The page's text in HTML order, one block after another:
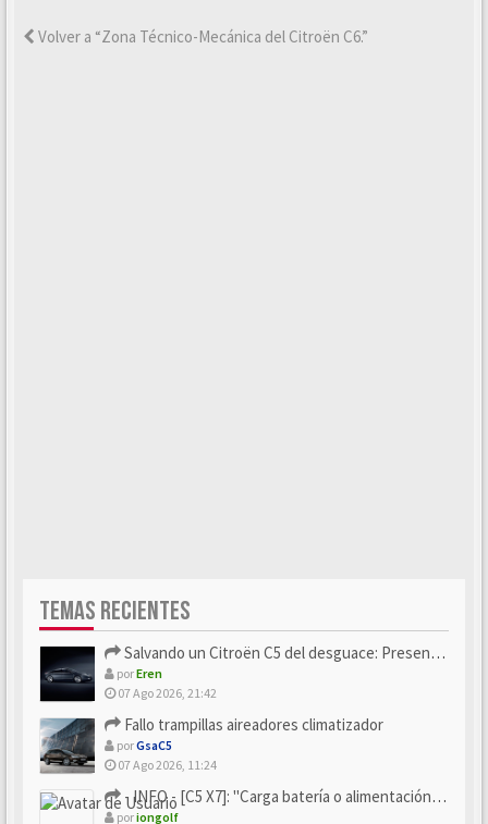
Volver a “Zona Técnico-Mecánica del Citroën C6.”
TEMAS RECIENTES
Salvando un Citroën C5 del desguace: Presentación y seguimiento
porEren
07 Ago 2026, 21:42
Fallo trampillas aireadores climatizador
porGsaC5
07 Ago 2026, 11:24
- INFO - [C5 X7]: "Carga batería o alimentación eléctri...
poriongolf